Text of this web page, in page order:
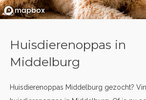
Huisdierenoppas in
Middelburg
Huisdierenoppas Middelburg gezocht?